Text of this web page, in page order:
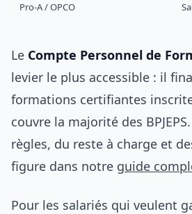
Pro-A / OPCO
Le Compte Personnel de
levier le plus accessible : il
formations certifiantes
couvre la majorité des
règles, du reste à charge et
figure dans notre guide
Pour les salariés qui veulent